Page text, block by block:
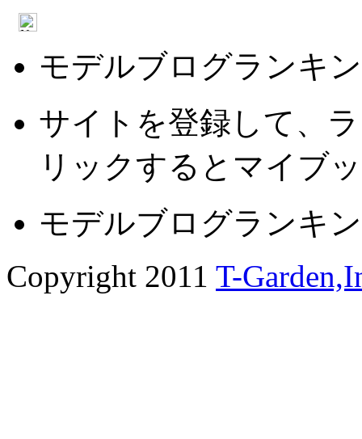
モデルブログランキ
サイトを登録して、
リックするとマイブ
モデルブログランキ
Copyright 2011 T-